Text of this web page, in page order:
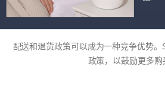
配送和退货政策可以成为一种竞争优势
政策，以鼓励更多购